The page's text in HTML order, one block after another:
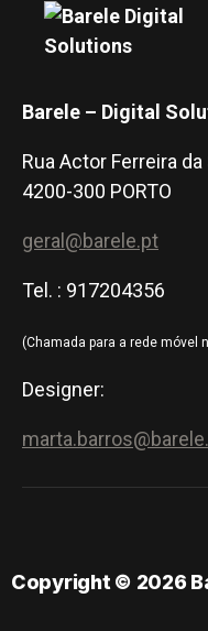
Barele – Digital
Rua Actor Ferreira da
4200-300 PORTO
geral@barele.pt
Tel. : 917204356
(Chamada para a rede móvel
Designer:
Copyright © 2026